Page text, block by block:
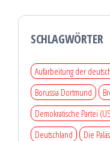
SCHLAGWÖRTER
Aufarbeitung der
Borussia Dortmund
Demokratische Partei
Deutschland
Die